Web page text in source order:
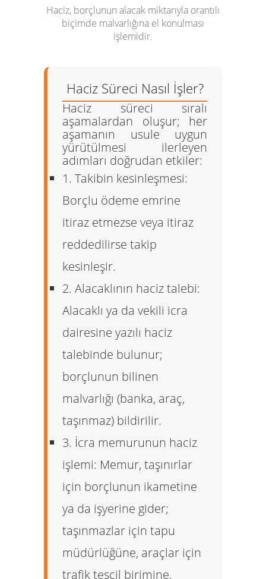
Haciz, borçlunun alacak miktarıyla orantılı
biçimde malvarlığına el konulması
işlemidir.
Haciz Süreci Nasıl İşler?
Haciz süreci sıralı
aşamalardan oluşur; her
aşamanın usule uygun
yürütülmesi ilerleyen
adımları doğrudan etkiler:
1. Takibin kesinleşmesi:
Borçlu ödeme emrine
itiraz etmezse veya itiraz
reddedilirse takip
kesinleşir.
2. Alacaklının haciz talebi:
Alacaklı ya da vekili icra
dairesine yazılı haciz
talebinde bulunur;
borçlunun bilinen
malvarlığı (banka, araç,
taşınmaz) bildirilir.
3. İcra memurunun haciz
işlemi: Memur, taşınırlar
için borçlunun ikametine
ya da işyerine gider;
taşınmazlar için tapu
müdürlüğüne, araçlar için
trafik tescil birimine,